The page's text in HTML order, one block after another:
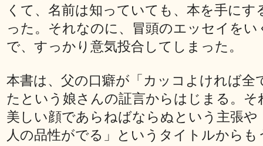
くて、名前は知っていても、本を手にす
った。それなのに、冒頭のエッセイをい
で、すっかり意気投合してしまった。
本書は、父の口癖が「カッコよければ全
たという娘さんの証言からはじまる。そ
美しい顔であらねばならぬという主張や
人の品性がでる」というタイトルから